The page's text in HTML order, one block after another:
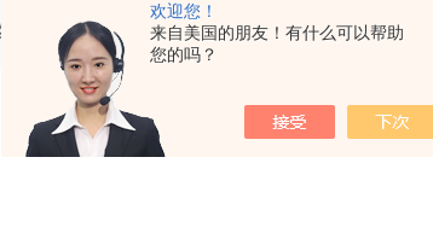
欢迎您！
来自美国的朋友！有什么可以帮助
您的吗？
检测仪？